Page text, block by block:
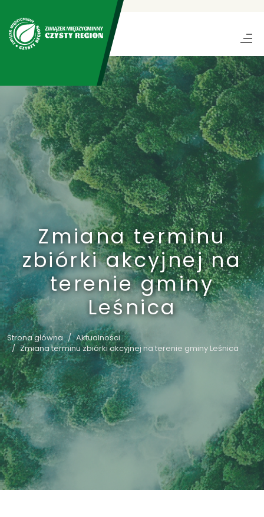
Zmiana terminu
zbiórki akcyjnej na
terenie gminy
Leśnica
Strona główna
Aktualności
Zmiana terminu zbiórki akcyjnej na terenie gminy Leśnica